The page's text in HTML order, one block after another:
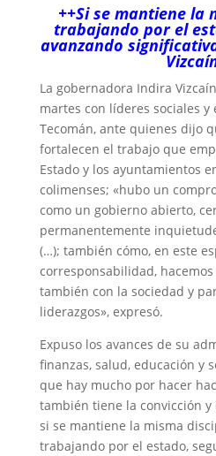
++Si se mantiene la
trabajando por el
avanzando
La gobernadora Indira
martes con líderes sociales y
Tecomán, ante quienes dijo
fortalecen el trabajo que
Estado y los ayuntamientos
colimenses; «hubo un
como un gobierno abierto,
permanentemente
(…); también cómo, en este
corresponsabilidad,
también con la sociedad y
liderazgos», expresó.
Expuso los avances de su
finanzas, salud, educación y
que hay mucho por hacer
también tiene la convicción
si se mantiene la misma
trabajando por el estado,